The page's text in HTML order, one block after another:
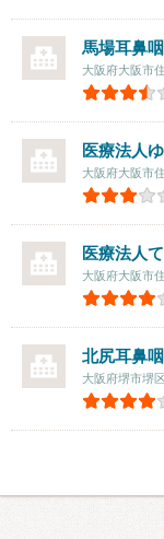
馬場耳鼻
大阪府大阪市
医療法人
大阪府大阪市
医療法人
大阪府大阪市
北尻耳鼻
大阪府堺市堺